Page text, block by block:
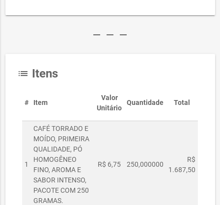
remove remove remove
list Itens
# Item
Valor
Unitário
Quantidade Total
1
CAFÉ TORRADO E
MOÍDO, PRIMEIRA
QUALIDADE, PÓ
HOMOGÊNEO
FINO, AROMA E
SABOR INTENSO,
PACOTE COM 250
GRAMAS.
R$ 6,75 250,000000
R$
1.687,50